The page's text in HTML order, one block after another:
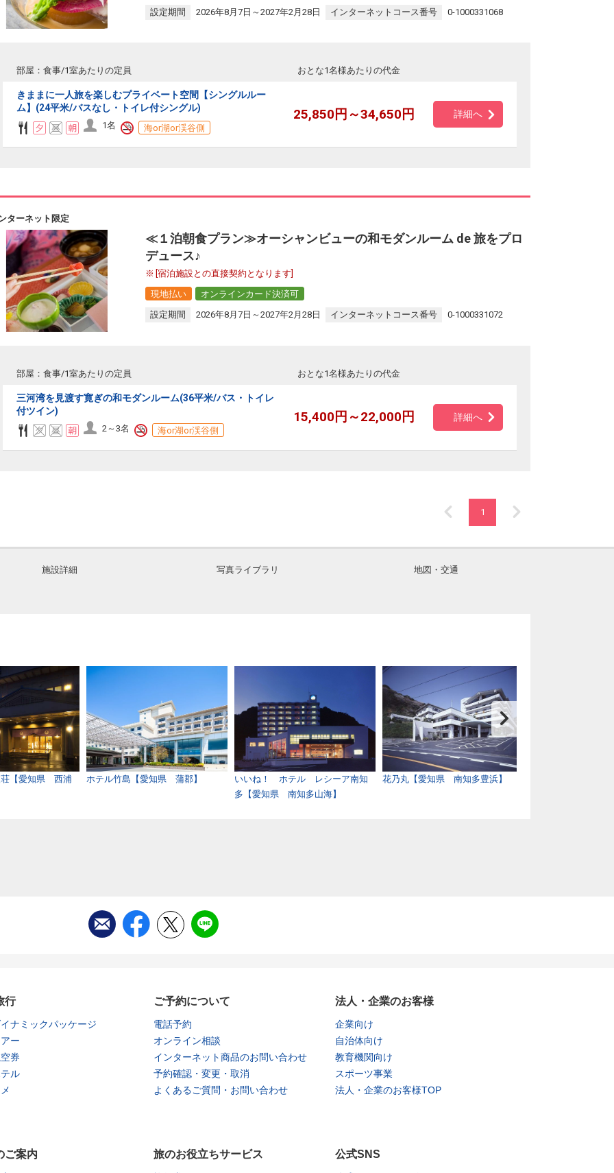
設定期間
2026年8月7日～2027年2月28日 インターネットコース番号 0-1000331068
部屋：食事/1室あたりの定員 おとな1名様あたりの代金
きままに一人旅を楽しむプライベート空間【シングルルー
ム】(24平米/バスなし・トイレ付シングル)
1名 海or湖or渓谷側
25,850円～34,650円 詳細へ
ターネット限定
≪１泊朝食プラン≫オーシャンビューの和モダンルーム de 旅をプロ
デュース♪
[宿泊施設との直接契約となります]
現地払い
オンラインカード決済可
設定期間
2026年8月7日～2027年2月28日 インターネットコース番号 0-1000331072
部屋：食事/1室あたりの定員 おとな1名様あたりの代金
三河湾を見渡す寛ぎの和モダンルーム(36平米/バス・トイレ
付ツイン)
2～3名 海or湖or渓谷側
15,400円～22,000円 詳細へ
1
施設詳細 写真ライブラリ 地図・交通
【愛知県 西浦 ホテル竹島【愛知県 蒲郡】
いいね！ ホテル レシーア南知
多【愛知県 南知多山海】
花乃丸【愛知県 南知多豊浜】
行
ナミックパッケージ
ー
券
ル
ご予約について
電話予約
オンライン相談
インターネット商品のお問い合わせ
予約確認・変更・取消
よくあるご質問・お問い合わせ
法人・企業のお客様
企業向け
自治体向け
教育機関向け
スポーツ事業
法人・企業のお客様TOP
ご案内 旅のお役立ちサービス 公式SNS